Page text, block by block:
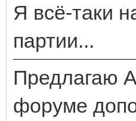
Я всё-таки
партии...
Предлагаю
форуме